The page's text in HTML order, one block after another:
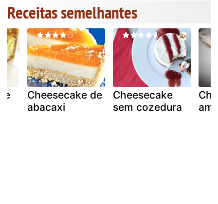
Receitas semelhantes
e
Cheesecake de
abacaxi
Cheesecake
sem cozedura